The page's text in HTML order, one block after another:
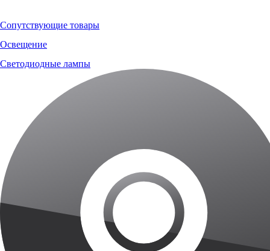
Сопутствующие товары
Освещение
Светодиодные лампы